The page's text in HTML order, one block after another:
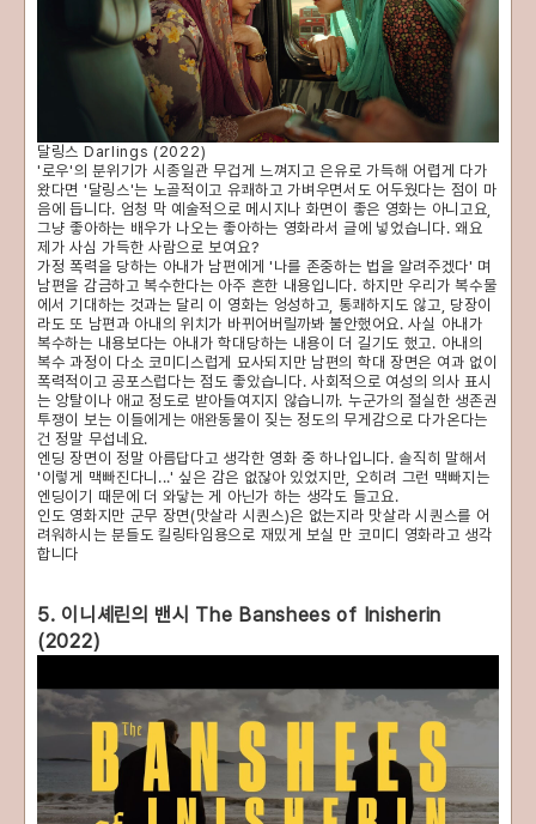
달링스 Darlings (2022)
'로우'의 분위기가 시종일관 무겁게 느껴지고 은유로 가득해 어렵게 다가
왔다면 '달링스'는 노골적이고 유쾌하고 가벼우면서도 어두웠다는 점이 마
음에 듭니다. 엄청 막 예술적으로 메시지나 화면이 좋은 영화는 아니고요,
그냥 좋아하는 배우가 나오는 좋아하는 영화라서 글에 넣었습니다. 왜요
제가 사심 가득한 사람으로 보여요?
가정 폭력을 당하는 아내가 남편에게 '나를 존중하는 법을 알려주겠다' 며
남편을 감금하고 복수한다는 아주 흔한 내용입니다. 하지만 우리가 복수물
에서 기대하는 것과는 달리 이 영화는 엉성하고, 통쾌하지도 않고, 당장이
라도 또 남편과 아내의 위치가 바뀌어버릴까봐 불안했어요. 사실 아내가
복수하는 내용보다는 아내가 학대당하는 내용이 더 길기도 했고. 아내의
복수 과정이 다소 코미디스럽게 묘사되지만 남편의 학대 장면은 여과 없이
폭력적이고 공포스럽다는 점도 좋았습니다. 사회적으로 여성의 의사 표시
는 앙탈이나 애교 정도로 받아들여지지 않습니까. 누군가의 절실한 생존권
투쟁이 보는 이들에게는 애완동물이 짖는 정도의 무게감으로 다가온다는
건 정말 무섭네요.
엔딩 장면이 정말 아름답다고 생각한 영화 중 하나입니다. 솔직히 말해서
'이렇게 맥빠진다니...' 싶은 감은 없잖아 있었지만, 오히려 그런 맥빠지는
엔딩이기 때문에 더 와닿는 게 아닌가 하는 생각도 들고요.
인도 영화지만 군무 장면(맛살라 시퀀스)은 없는지라 맛살라 시퀀스를 어
려워하시는 분들도 킬링타임용으로 재밌게 보실 만 코미디 영화라고 생각
합니다
5. 이니셰린의 밴시 The Banshees of Inisherin
(2022)